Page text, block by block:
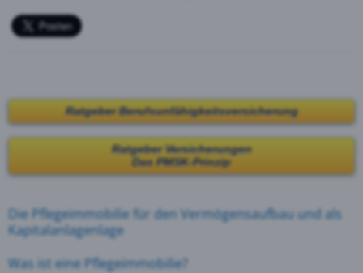
Ratgeber Berufsunfähigkeitsversicherung
Ratgeber Versicherungen
Das PMSK-Prinzip
Die Pflegeimmobilie für den Vermögensaufbauund als
Kapitalanlagenlage
Was ist eine Pflegeimmobilie?